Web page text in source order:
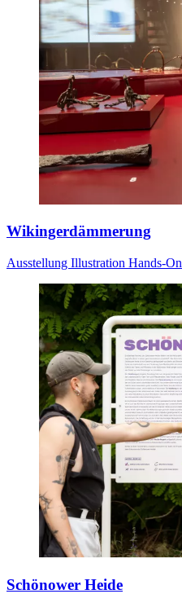
Wikingerdämmerung
Ausstellung Illustration Hands-On
Schönower Heide